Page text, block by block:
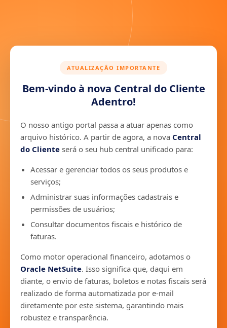
ATUALIZAÇÃO IMPORTANTE
Bem-vindo à nova Central do Cliente
Adentro!
O nosso antigo portal passa a atuar apenas como
arquivo histórico. A partir de agora, a nova Central
do Cliente será o seu hub central unificado para:
Acessar e gerenciar todos os seus produtos e
serviços;
Administrar suas informações cadastrais e
permissões de usuários;
Consultar documentos fiscais e histórico de
faturas.
Como motor operacional financeiro, adotamos o
Oracle NetSuite. Isso significa que, daqui em
diante, o envio de faturas, boletos e notas fiscais será
realizado de forma automatizada por e-mail
diretamente por este sistema, garantindo mais
robustez e transparência.